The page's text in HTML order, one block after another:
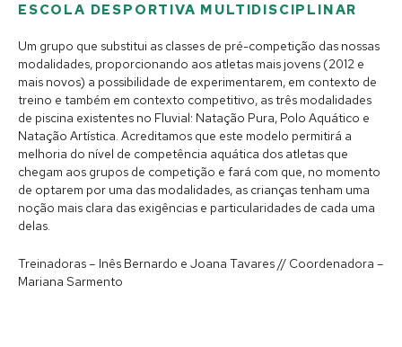
ESCOLA DESPORTIVA MULTIDISCIPLINAR
Um grupo que substitui as classes de pré-competição das nossas
modalidades, proporcionando aos atletas mais jovens (2012 e
mais novos) a possibilidade de experimentarem, em contexto de
treino e também em contexto competitivo, as três modalidades
de piscina existentes no Fluvial: Natação Pura, Polo Aquático e
Natação Artística. Acreditamos que este modelo permitirá a
melhoria do nível de competência aquática dos atletas que
chegam aos grupos de competição e fará com que, no momento
de optarem por uma das modalidades, as crianças tenham uma
noção mais clara das exigências e particularidades de cada uma
delas.
Treinadoras – Inês Bernardo e Joana Tavares // Coordenadora –
Mariana Sarmento